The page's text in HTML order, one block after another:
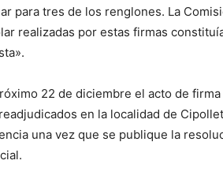
para tres de los renglones. La
realizadas por estas firmas
22 de diciembre el acto de
en la localidad de
una vez que se publique la